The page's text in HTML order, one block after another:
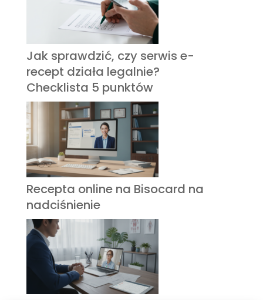
Jak sprawdzić, czy serwis e-
recept działa legalnie?
Checklista 5 punktów
Recepta online na Bisocard na
nadciśnienie